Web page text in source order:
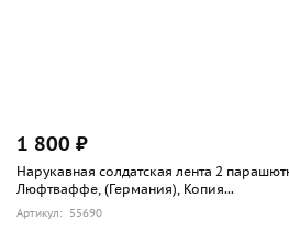
1 800 ₽
Нарукавная солдатская лента 2
Люфтваффе, (Германия), Копия...
Артикул: 55690